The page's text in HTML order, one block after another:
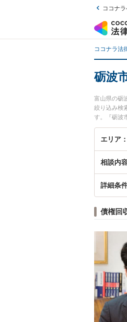
ココナ
ココナラ法
砺波
富山県の砺
絞り込み検
す。『砺波
債権回収を
エリア
相談内
詳細条
債権回